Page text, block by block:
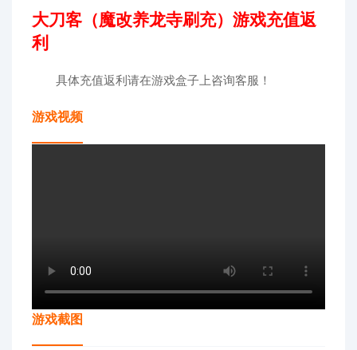
大刀客（魔改养龙寺刷充）游戏充值返
利
具体充值返利请在游戏盒子上咨询客服！
游戏视频
游戏截图